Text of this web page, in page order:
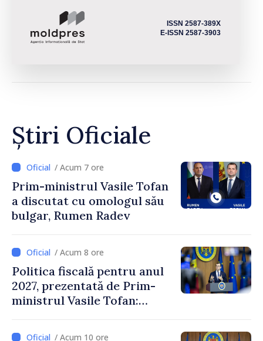
ISSN 2587-389X
E-ISSN 2587-3903
Știri Oficiale
/ Acum 7 ore
Prim-ministrul Vasile Tofan
a discutat cu omologul său
bulgar, Rumen Radev
/ Acum 8 ore
Politica fiscală pentru anul
2027, prezentată de Prim-
ministrul Vasile Tofan:
stimularea investițiilor și o
/ Acum 10 ore